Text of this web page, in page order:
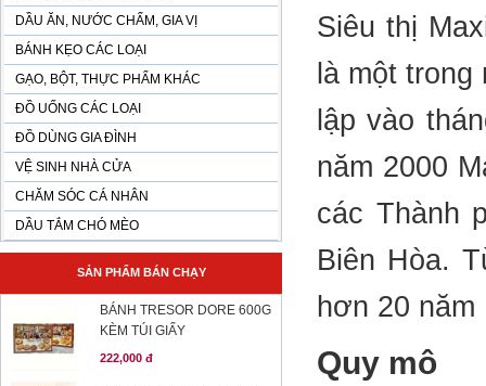
DẦU ĂN, NƯỚC CHẤM, GIA VỊ
BÁNH KẸO CÁC LOẠI
GẠO, BỘT, THỰC PHẨM KHÁC
ĐỒ UỐNG CÁC LOẠI
ĐỒ DÙNG GIA ĐÌNH
VỆ SINH NHÀ CỬA
CHĂM SÓC CÁ NHÂN
DẦU TẮM CHÓ MÈO
SẢN PHẨM BÁN CHẠY
BÁNH TRESOR DORE 600G
KÈM TÚI GIẤY
222,000 đ
Siêu thị
là một
lập vào
năm 2000
các Thành
Biên Hòa.
hơn 20 năm
Quy mô